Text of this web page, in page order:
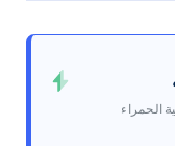
الحمراء